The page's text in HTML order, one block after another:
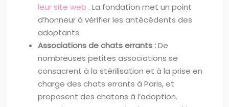
leur site web . La fondation met un point
d’honneur à vérifier les antécédents des
adoptants.
Associations de chats errants :De
nombreuses petites associations se
consacrent à la stérilisation et à la prise en
charge des chats errants à Paris, et
proposent des chatons à l’adoption.